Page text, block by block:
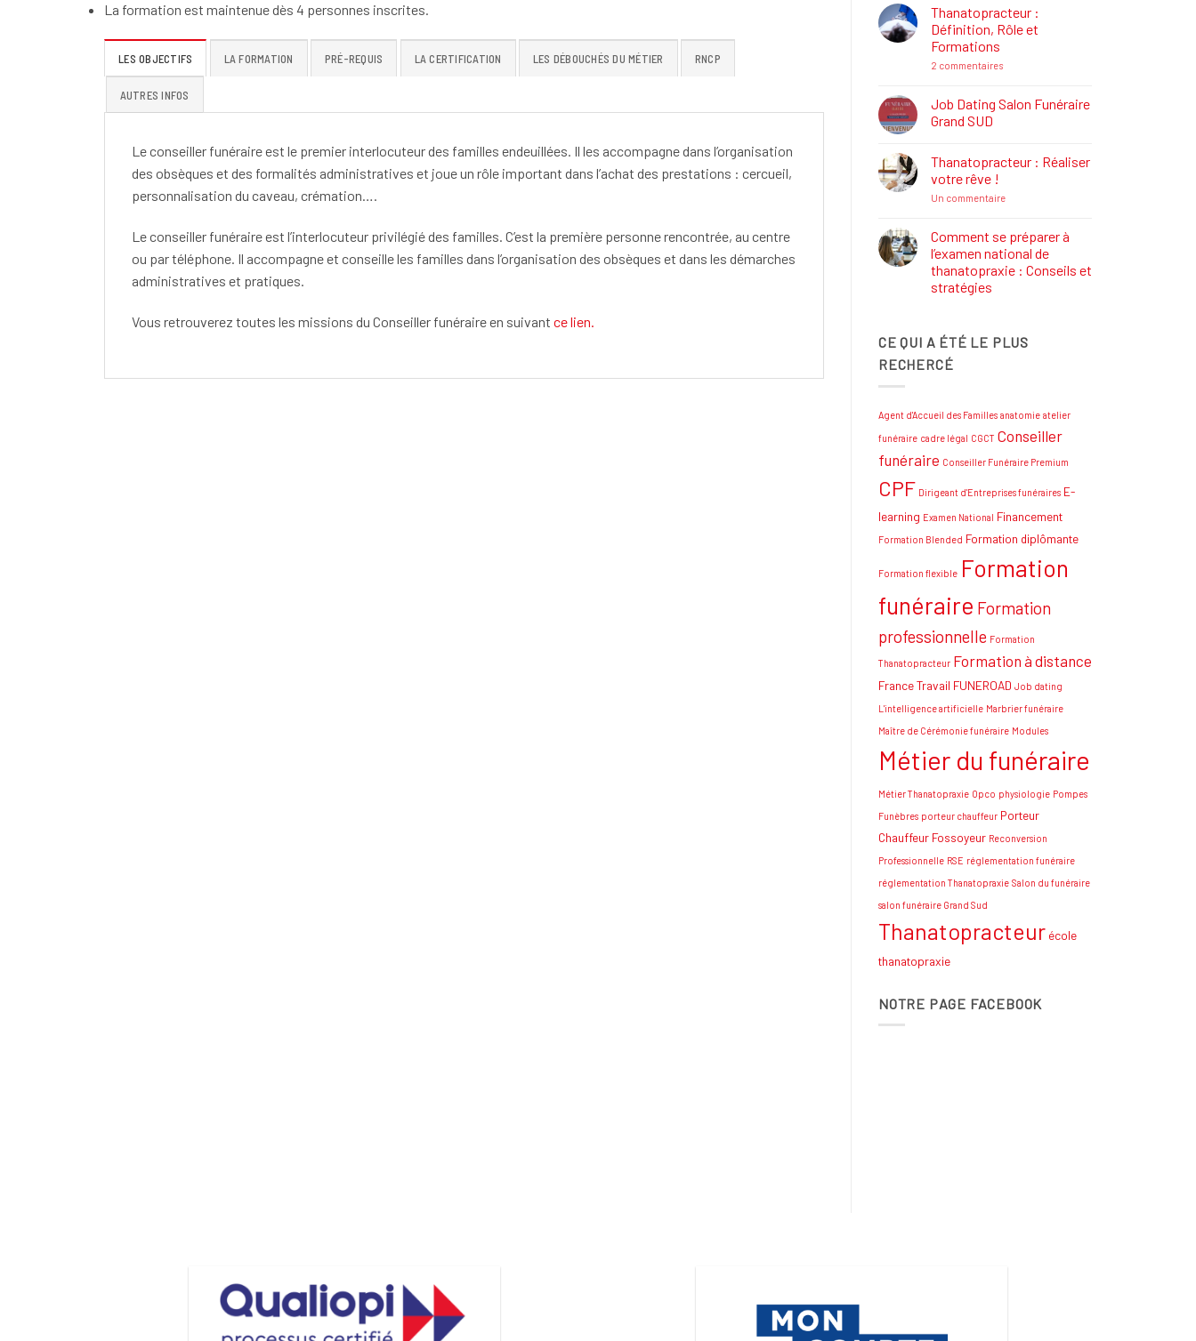
La formation est maintenue dès 4 personnes inscrites.
LES OBJECTIFS LA FORMATION PRÉ-REQUIS LA CERTIFICATION LES DÉBOUCHÉS DU MÉTIER RNCP
AUTRES INFOS
Le conseiller funéraire est le premier interlocuteur des familles endeuillées. Il les accompagne dans l’organisation
des obsèques et des formalités administratives et joue un rôle important dans l’achat des prestations : cercueil,
personnalisation du caveau, crémation….
Le conseiller funéraire est l’interlocuteur privilégié des familles. C’est la première personne rencontrée, au centre
ou par téléphone. Il accompagne et conseille les familles dans l’organisation des obsèques et dans les démarches
administratives et pratiques.
Vous retrouverez toutes les missions du Conseiller funéraire en suivant ce lien.
sur
La
Réglementation
Funéraire
Thanatopracteur :
Définition, Rôle et
Formations
2 commentairessur
Définition,
Rôle
Job Dating Salon Funéraire
Grand SUD
sur
Dating
Salon
SUD
Thanatopracteur : Réaliser
votre rêve !
Un commentairesur
Réaliser
votre
rêve
!
Comment se préparer à
l’examen national de
thanatopraxie : Conseils et
stratégies
Comment
se
préparer
thanatopraxie
Conseils
stratégies
CE QUI A ÉTÉ LE PLUS
RECHERCÉ
Agent d'Accueil des Familles anatomie atelier
funéraire cadre légal CGCT Conseiller
funéraire Conseiller Funéraire Premium
CPF Dirigeant d'Entreprises funéraires E-
learning Examen National Financement
Formation Blended Formation diplômante
Formation flexible Formation
funéraire Formation
professionnelle Formation
Thanatopracteur Formation à distance
France Travail FUNEROAD Job dating
L'intelligence artificielle Marbrier funéraire
Maître de Cérémonie funéraire Modules
Métier du funéraire
Métier Thanatopraxie Opco physiologie Pompes
Funèbres porteur chauffeur Porteur
Chauffeur Fossoyeur Reconversion
Professionnelle RSE réglementation funéraire
réglementation Thanatopraxie Salon du funéraire
salon funéraire Grand Sud
Thanatopracteur école
thanatopraxie
NOTRE PAGE FACEBOOK